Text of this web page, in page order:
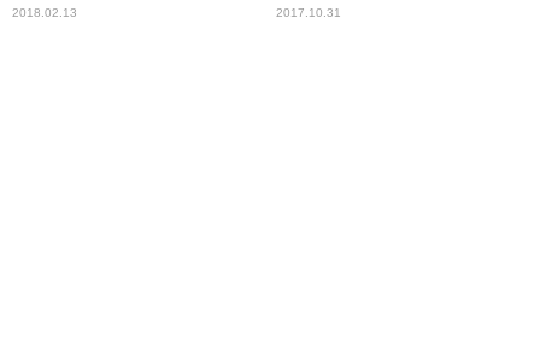
2018.02.13 2017.10.31